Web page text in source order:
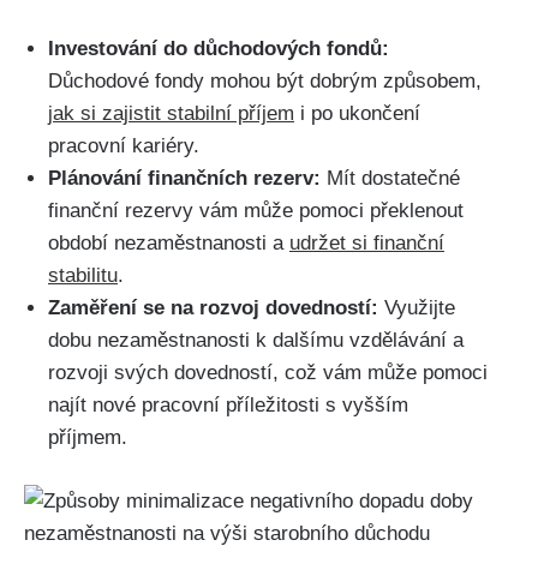
Investování do důchodových fondů:
Důchodové fondy mohou být dobrým způsobem,
jak si zajistit stabilní příjem i po ukončení
pracovní kariéry.
Plánování finančních rezerv: Mít dostatečné
finanční rezervy vám může pomoci překlenout
období nezaměstnanosti a udržet si finanční
stabilitu.
Zaměření se na rozvoj dovedností: Využijte
dobu nezaměstnanosti k dalšímu vzdělávání a
rozvoji svých dovedností, což vám může pomoci
najít nové pracovní příležitosti s vyšším
příjmem.